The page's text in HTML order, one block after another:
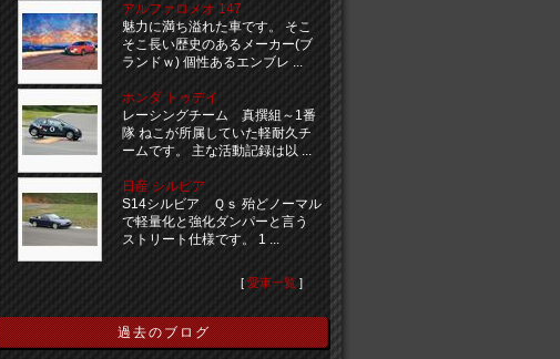
アルファロメオ 147
魅力に満ち溢れた車です。 そこ
そこ長い歴史のあるメーカー(ブ
ランドｗ) 個性あるエンブレ ...
ホンダ トゥデイ
レーシングチーム 真撰組～1番
隊 ねこが所属していた軽耐久チ
ームです。 主な活動記録は以 ...
日産 シルビア
S14シルビア Ｑｓ 殆どノーマル
で軽量化と強化ダンパーと言う
ストリート仕様です。 1 ...
[ 愛車一覧 ]
過去のブログ